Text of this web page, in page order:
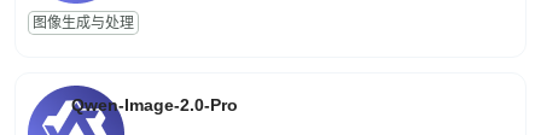
图像生成与处理
Qwen-Image-2.0-Pro